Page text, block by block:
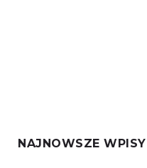
NAJNOWSZE WPISY